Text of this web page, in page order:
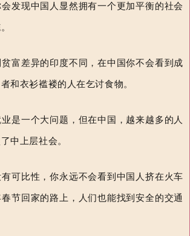
发现中国人显然拥有一个更加平衡的社会
富差异的印度不同，在中国你不会看到成
和衣衫褴褛的人在乞讨食物。
是一个大问题，但在中国，越来越多的人
中上层社会。
可比性，你永远不会看到中国人挤在火车
春节回家的路上，人们也能找到安全的交通